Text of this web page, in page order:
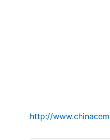
http://